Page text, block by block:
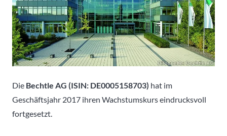
Die Bechtle AG (ISIN: DE0005158703) hat im
Geschäftsjahr 2017 ihren Wachstumskurs eindrucksvoll
fortgesetzt.